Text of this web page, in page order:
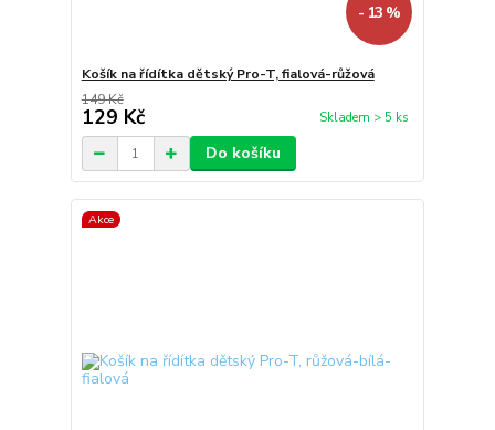
- 13 %
Košík na řídítka dětský Pro-T, fialová-růžová
149 Kč
129 Kč Skladem > 5 ks
Do košíku
Akce